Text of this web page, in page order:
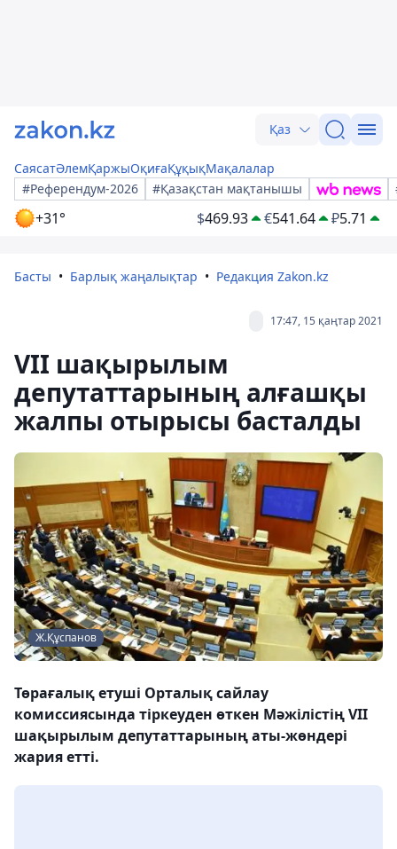
Қаз
СаясатӘлемҚаржыОқиғаҚұқықМақалалар
#Референдум-2026
#Қазақстан мақтанышы
+31° $469.93 €541.64 ₽5.71
Басты Барлық жаңалықтар Редакция Zakon.kz
17:47, 15 қаңтар 2021
VII шақырылым
депутаттарының алғашқы
жалпы отырысы басталды
Ж.Құспанов
Төрағалық етуші Орталық сайлау
комиссиясында тіркеуден өткен Мәжілістің VII
шақырылым депутаттарының аты-жөндері
жария етті.